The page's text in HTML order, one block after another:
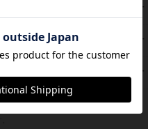
PT
PT
PT